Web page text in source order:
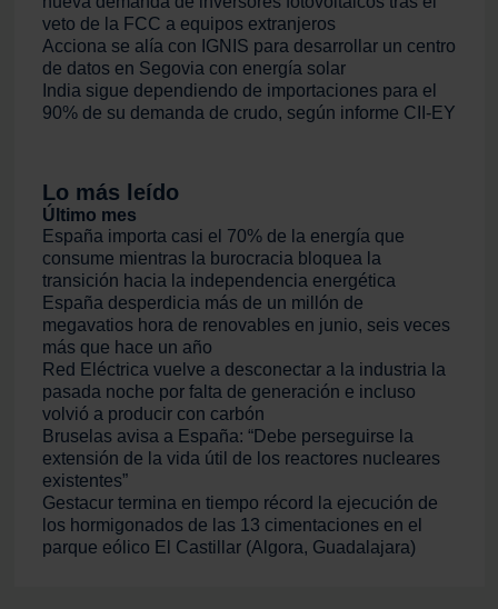
veto de la FCC a equipos extranjeros
Acciona se alía con IGNIS para desarrollar un centro
de datos en Segovia con energía solar
India sigue dependiendo de importaciones para el
90% de su demanda de crudo, según informe CII-EY
Lo más leído
Último mes
España importa casi el 70% de la energía que
consume mientras la burocracia bloquea la
transición hacia la independencia energética
España desperdicia más de un millón de
megavatios hora de renovables en junio, seis veces
más que hace un año
Red Eléctrica vuelve a desconectar a la industria la
pasada noche por falta de generación e incluso
volvió a producir con carbón
Bruselas avisa a España: “Debe perseguirse la
extensión de la vida útil de los reactores nucleares
existentes”
Gestacur termina en tiempo récord la ejecución de
los hormigonados de las 13 cimentaciones en el
parque eólico El Castillar (Algora, Guadalajara)